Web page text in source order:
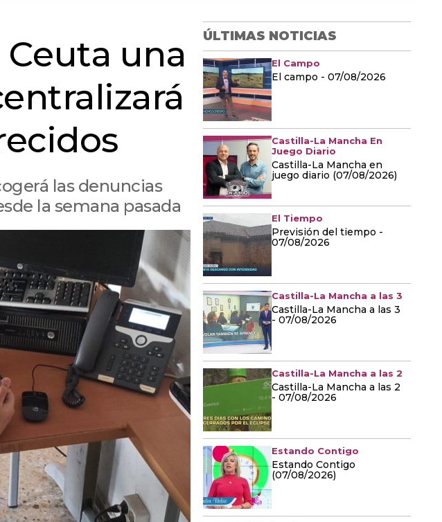
una
las denuncias
la semana pasada
ÚLTIMAS NOTICIAS
El Campo
El campo - 07/08/2026
Castilla-La Mancha En
Juego Diario
Castilla-La Mancha en
juego diario (07/08/2026)
El Tiempo
Previsión del tiempo -
07/08/2026
Castilla-La Mancha a las 3
Castilla-La Mancha a las 3
- 07/08/2026
Castilla-La Mancha a las 2
Castilla-La Mancha a las 2
- 07/08/2026
Estando Contigo
Estando Contigo
(07/08/2026)